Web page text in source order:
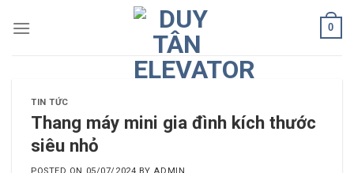
0
TIN TỨC
Thang máy mini gia đình kích thước
siêu nhỏ
POSTED ON 05/07/2024 BYADMIN